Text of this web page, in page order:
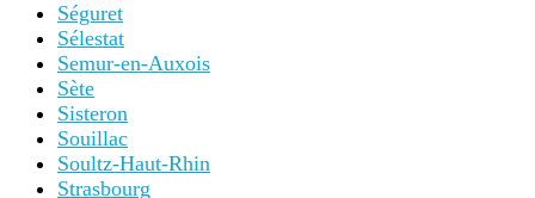
Séguret
Sélestat
Semur-en-Auxois
Sète
Sisteron
Souillac
Soultz-Haut-Rhin
Strasbourg